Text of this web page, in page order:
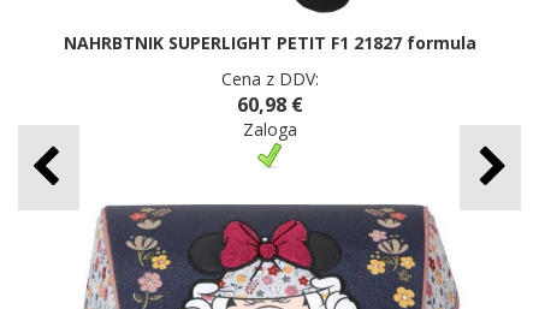
NAHRBTNIK SUPERLIGHT PETIT F1 21827 formula
Cena z DDV:
60,98 €
Zaloga